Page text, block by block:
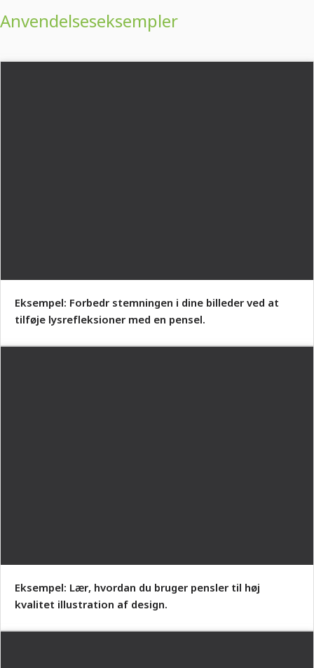
Anvendelseseksempler
Eksempel: Forbedr stemningen i dine billeder ved at
tilføje lysrefleksioner med en pensel.
Eksempel: Lær, hvordan du bruger pensler til høj
kvalitet illustration af design.